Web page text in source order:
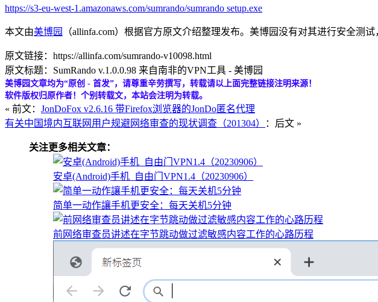
https://s3-eu-west-1.amazonaws.com/sumrando/sumrando setup.exe
本文由美博园 （allinfa.com）根据官方原文介绍整理发布。美博园没有对其进行安全测
原文链接：https://allinfa.com/sumrando-v10098.html
原文标题：SumRando v.1.0.0.98 来自南非的VPN工具 - 美博园
美博园文章均为“原创 - 首发”，请尊重辛劳撰写，转载请以上面完整链接注明来源！
软件版权归原作者！个别转载文，本站会注明为转载。
« 前文： JonDoFox v2.6.16 带Firefox浏览器的JonDo匿名代理
有关中国境内互联网用户规避网络审查的现状调查（201304）
：后文 »
关注更多相关文章：
安卓(Android)手机_自由门VPN1.4（20230906）
简单一动作讓手机更安全：每天关机5分钟
前网络审查员讲述在字节跳动做过滤敏感内容工作的心路历程